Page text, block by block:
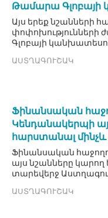
Թամարա Գլոբայի
Այս երեք նշանների
փոփոխությունների
Գլոբայի
ԱՍՏՂԱԳՈՒՇԱԿ
Ֆինանսական
Կենդանակերպի
հարստանալ
Ֆինանսական
այս նշանները
տարեվերջ
ԱՍՏՂԱԳՈՒՇԱԿ